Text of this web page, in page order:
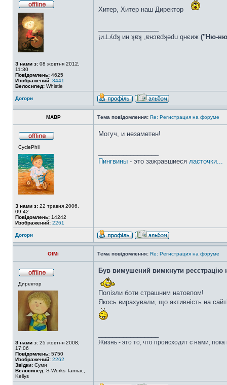
З нами з: 08 жовтня 2012,
11:30
Повідомлень: 4625
Изображений: 3441
Велосипед: Whistle
Хитер, Хитер наш Директор
¡и⊥ʎdʞ ин ʞɐʞ ,ɐнɔɐdʞǝdu qнєиж ("Ню-
Догори
MABP Тема повідомлення: Re: Регистрация на форуме
CyclePhil
З нами з: 22 травня 2006,
09:42
Повідомлень: 14242
Изображений: 2261
Могуч, и незаметен!
Пингвины - это зажравшиеся ласточки...
Догори
OlMi Тема повідомлення: Re: Регистрация на форуме
Директор
З нами з: 25 жовтня 2008,
17:06
Повідомлень: 5750
Изображений: 2262
Звідки: Суми
Велосипед: S-Works Tarmac,
Kellys
Був вимушений вимкнути реєстрацію
Полізли боти страшним натовпом!
Якось вирахували, що активність на
Жизнь - это то, что происходит с нами,